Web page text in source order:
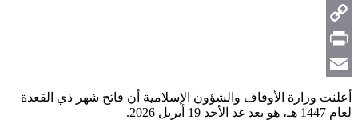
Telegram
Copy
Link
Print
Email
أعلنت وزارة الأوقاف والشؤون الإسلامية أن فاتح شهر ذي القعدة
لعام 1447 هـ، هو بعد غد الأحد 19 أبريل 2026.